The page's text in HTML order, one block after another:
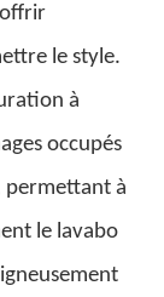
le style.
à
occupés
permettant à
le lavabo